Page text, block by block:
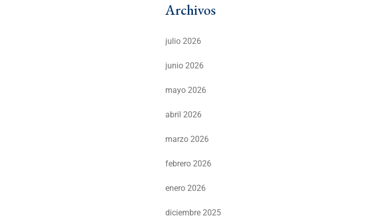
Archivos
julio 2026
junio 2026
mayo 2026
abril 2026
marzo 2026
febrero 2026
enero 2026
diciembre 2025